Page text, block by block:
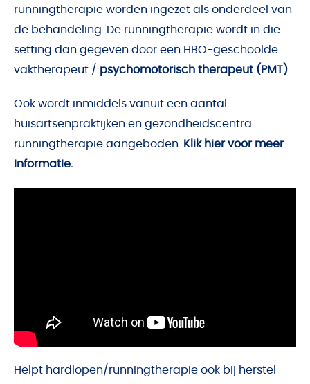
runningtherapie worden ingezet als onderdeel van
de behandeling. De runningtherapie wordt in die
setting dan gegeven door een HBO-geschoolde
vaktherapeut / psychomotorisch therapeut (PMT)
Ook wordt inmiddels vanuit een aantal
huisartsenpraktijken en gezondheidscentra
runningtherapie aangeboden. Klik hier voor meer
informatie.
Helpt hardlopen/runningtherapie ook bij herstel